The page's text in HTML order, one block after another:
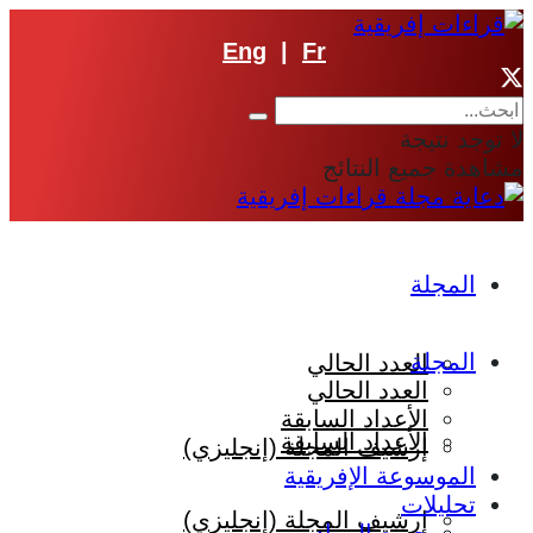
Eng Fr
لا توجد نتيجة
مشاهدة جميع النتائج
المجلة
العدد الحالي
الأعداد السابقة
إرشيف المجلة (إنجليزي)
المجلة
العدد الحالي
الأعداد السابقة
إرشيف المجلة (إنجليزي)
الموسوعة الإفريقية
تحليلات